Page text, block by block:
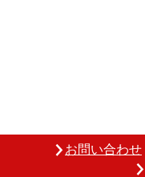
お問い合わせ